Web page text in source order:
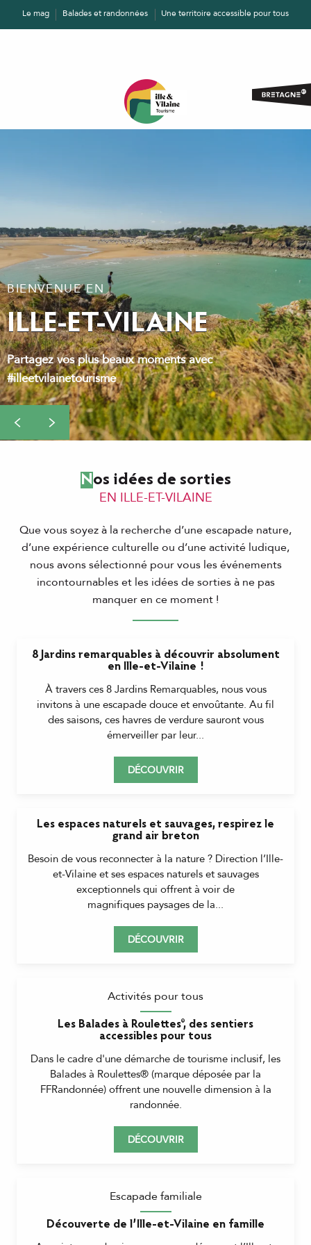
AllerLe mag Balades et randonnées Une territoire accessible pour tous
BIENVENUE EN
ILLE-ET-VILAINE
Partagez vos plus beaux moments avec
#illeetvilainetourisme
Nos idées de sorties
EN ILLE-ET-VILAINE
Que vous soyez à la recherche d’une escapade nature,
d’une expérience culturelle ou d’une activité ludique,
nous avons sélectionné pour vous les événements
incontournables et les idées de sorties à ne pas
manquer en ce moment !
8 Jardins remarquables à découvrir absolument
en Ille-et-Vilaine !
À travers ces 8 Jardins Remarquables, nous vous
invitons à une escapade douce et envoûtante. Au fil
des saisons, ces havres de verdure sauront vous
émerveiller par leur...
DÉCOUVRIR
Les espaces naturels et sauvages, respirez le
grand air breton
Besoin de vous reconnecter à la nature ? Direction l’Ille-
et-Vilaine et ses espaces naturels et sauvages
exceptionnels qui offrent à voir de
magnifiques paysages de la...
DÉCOUVRIR
Activités pour tous
Les Balades à Roulettes®, des sentiers
accessibles pour tous
Dans le cadre d'une démarche de tourisme inclusif, les
Balades à Roulettes® (marque déposée par la
FFRandonnée) offrent une nouvelle dimension à la
randonnée.
DÉCOUVRIR
Escapade familiale
Découverte de l’Ille-et-Vilaine en famille